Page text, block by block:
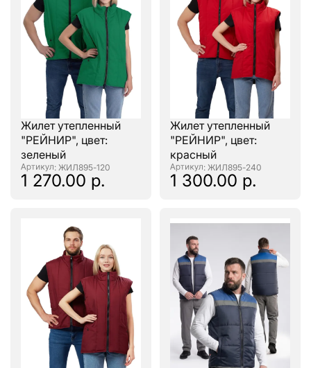
Жилет утепленный
"РЕЙНИР", цвет:
зеленый
: ЖИЛ895-120
1 270.00 р.
Жилет утепленный
"РЕЙНИР", цвет:
красный
: ЖИЛ895-240
1 300.00 р.